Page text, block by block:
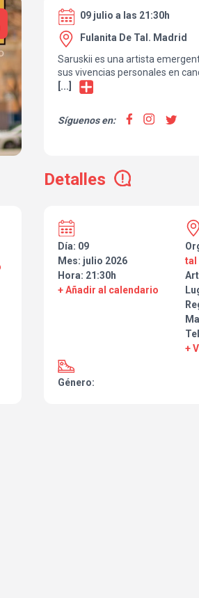
09 julio a las 21:30h
Fulanita De Tal. Madrid
Saruskii es una artista
sus vivencias personales en
honestas. Su música nace
real, para que cada persona
letras y hacerlas suyas.
melodías, plasma en sus
biblioteca musical, con la ilusión
vaya convirtiendo en algo
[...]
Síguenos en:
Detalles
Día: 09
Mes: julio 2026
Hora: 21:30h
+ Añadir al calendario
tal
+
Género: